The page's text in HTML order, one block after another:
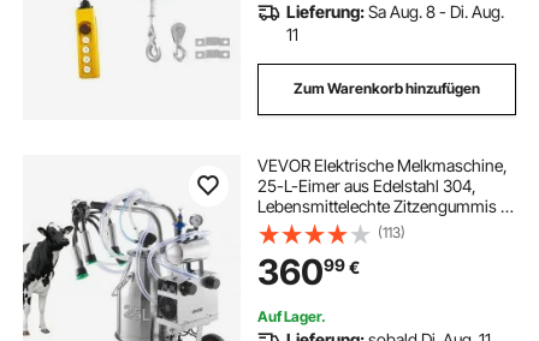
Lieferung:Sa Aug. 8 - Di. Aug.
11
Zum Warenkorb hinzufügen
VEVOR Elektrische Melkmaschine,
25-L-Eimer aus Edelstahl 304,
Lebensmittelechte Zitzengummis &
Silikonschlauch, Starke Saugkraft,
Vakuumpulsation, elektrische
Melkausrüstung mit Rädern für
Kühe
(113)
36099€
Auf Lager.